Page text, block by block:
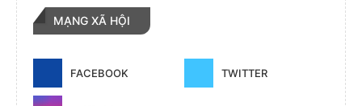
MẠNG XÃ HỘI
FACEBOOK TWITTER